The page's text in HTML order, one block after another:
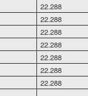
22.288
22.288
22.288
22.288
22.288
22.288
22.288